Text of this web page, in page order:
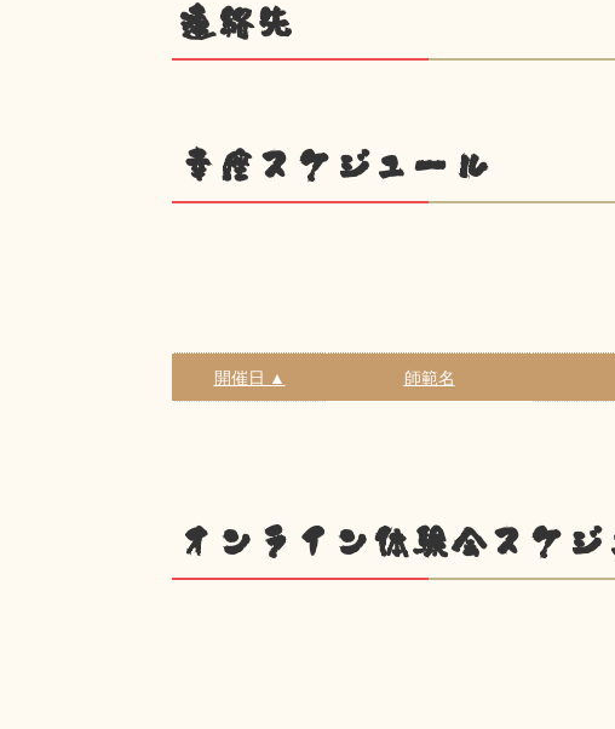
連絡先
幸座スケジュール
開催日 ▲ 師範名
オンライン体験会スケ